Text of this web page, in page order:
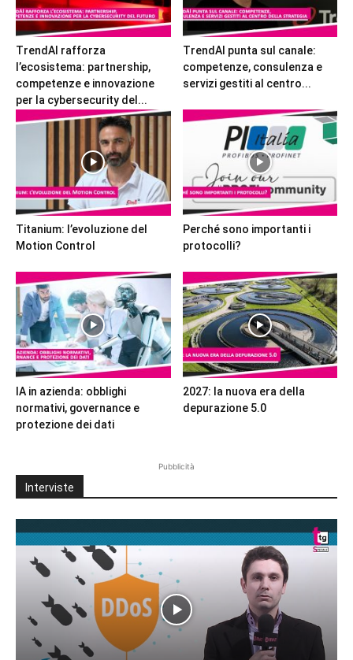
TrendAI rafforza
l’ecosistema: partnership,
competenze e innovazione
per la cybersecurity del...
TrendAI punta sul canale:
competenze, consulenza e
servizi gestiti al centro...
Titanium: l’evoluzione del
Motion Control
Perché sono importanti i
protocolli?
IA in azienda: obblighi
normativi, governance e
protezione dei dati
2027: la nuova era della
depurazione 5.0
Pubblicità
Interviste